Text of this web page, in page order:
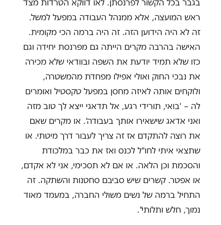
בגבר בכל הקשור לפרנסתן. לאו דווקא הטרדות מצד
ראש המועצה, אלא ממנהל העבודה במפעל למשל.
זה לא היה הידוען הזה. זה היה ברמה הכי מקומית.
האישה בהרבה מקרים הייתה גם מפרנסת יחידה וגם
כזו שלא תמיד יודעת את השפה ובוודאי שלא מכירה
את נבכי החוק ואולי אפילו מפחדת מהמשטרה,
ולוקחים אותה לאיזה מחסן במפעל טקסטיל ואומרים
לה – 'בואי, תורידי רגע, אל תדאגי ייצא לך טוב מזה
ואני אדאג שישאירו אותך בעבודה'. או מקרים שאם
את רוצה להתקדם אז זה צריך לעבור דרך מיטתי. או
שתצאי איתי לחו"ל לכנס ואז את כבר במלכודת
והסכמת וכן הלאה. או אם לא תסכימי, אני לא אקדם,
או אפטר. קשרים שיש סביבם סחטנות והשתקה. זה
התחיל ברמה של נשים משולי החברה, במעמד מאוד
נמוך, חלש ותלותי".